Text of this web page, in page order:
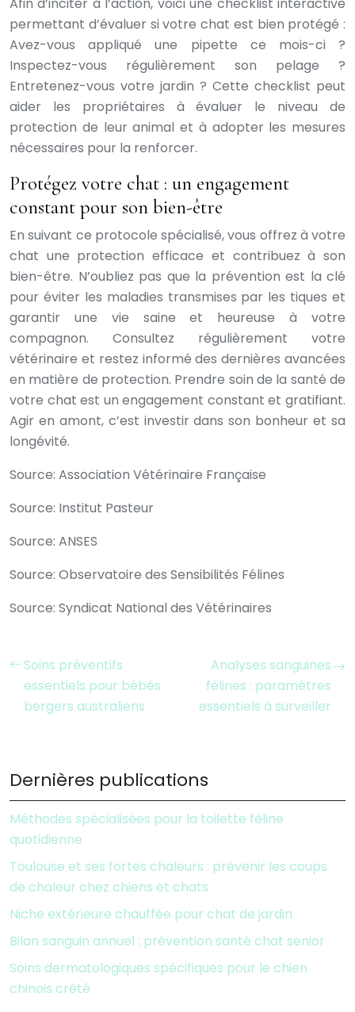
permettant d’évaluer si votre chat est bien protégé :
Avez-vous appliqué une pipette ce mois-ci ?
Inspectez-vous régulièrement son pelage ?
Entretenez-vous votre jardin ? Cette checklist peut
aider les propriétaires à évaluer le niveau de
protection de leur animal et à adopter les mesures
nécessaires pour la renforcer.
Protégez votre chat : un engagement
constant pour son bien-être
En suivant ce protocole spécialisé, vous offrez à votre
chat une protection efficace et contribuez à son
bien-être. N’oubliez pas que la prévention est la clé
pour éviter les maladies transmises par les tiques et
garantir une vie saine et heureuse à votre
compagnon. Consultez régulièrement votre
vétérinaire et restez informé des dernières avancées
en matière de protection. Prendre soin de la santé de
votre chat est un engagement constant et gratifiant.
Agir en amont, c’est investir dans son bonheur et sa
longévité.
Source: Association Vétérinaire Française
Source: Institut Pasteur
Source: ANSES
Source: Observatoire des Sensibilités Félines
Source: Syndicat National des Vétérinaires
Soins préventifs
essentiels pour bébés
bergers australiens
Analyses sanguines
félines : paramètres
essentiels à surveiller
Dernières publications
Méthodes spécialisées pour la toilette féline
quotidienne
Toulouse et ses fortes chaleurs : prévenir les coups
de chaleur chez chiens et chats
Niche extérieure chauffée pour chat de jardin
Bilan sanguin annuel : prévention santé chat senior
Soins dermatologiques spécifiques pour le chien
chinois crêté